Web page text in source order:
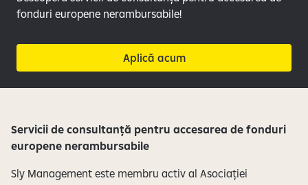
fonduri europene nerambursabile!
Aplică acum
Servicii de consultanță pentru accesarea de fonduri
europene nerambursabile
Sly Management este membru activ al Asociației